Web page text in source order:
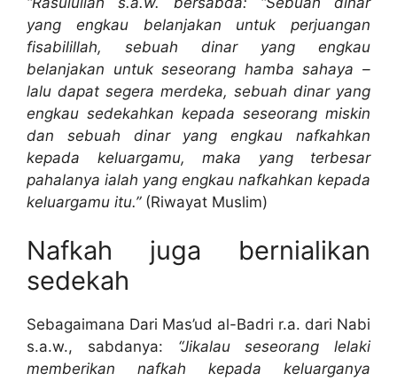
yang engkau belanjakan untuk perjuangan
fisabilillah, sebuah dinar yang engkau
belanjakan untuk seseorang hamba sahaya –
lalu dapat segera merdeka, sebuah dinar yang
engkau sedekahkan kepada seseorang miskin
dan sebuah dinar yang engkau nafkahkan
kepada keluargamu, maka yang terbesar
pahalanya ialah yang engkau nafkahkan kepada
keluargamu itu.”(Riwayat Muslim)
Nafkah juga bernialikan
sedekah
Sebagaimana Dari Mas’ud al-Badri r.a. dari Nabi
s.a.w., sabdanya: “Jikalau seseorang lelaki
memberikan nafkah kepada keluarganya